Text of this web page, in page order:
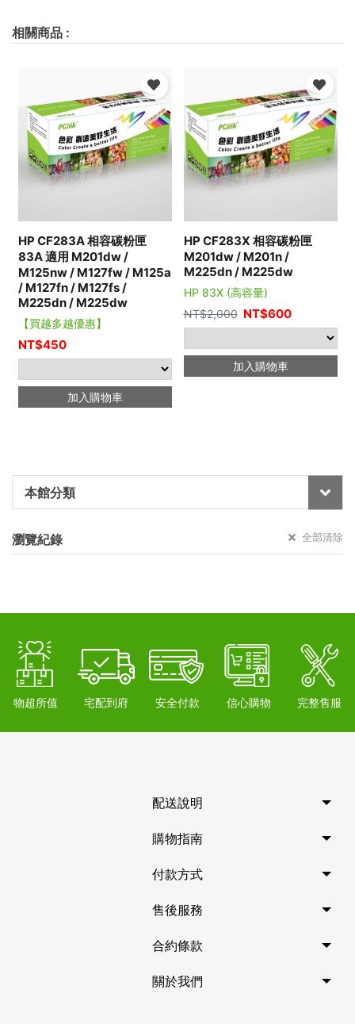
本館分類
瀏覽紀錄 全部清除
相關商品 :
HP CF283A 相容碳粉匣
83A 適用 M201dw /
M125nw / M127fw / M125a
/ M127fn / M127fs /
M225dn / M225dw
【買越多越優惠】
NT$450
加入購物車
HP CF283X 相容碳粉匣
M201dw / M201n /
M225dn / M225dw
HP 83X (高容量)
NT$2,000 NT$600
加入購物車
物超所值 宅配到府 安全付款 信心購物 完整售服
配送說明
購物指南
付款方式
售後服務
合約條款
關於我們